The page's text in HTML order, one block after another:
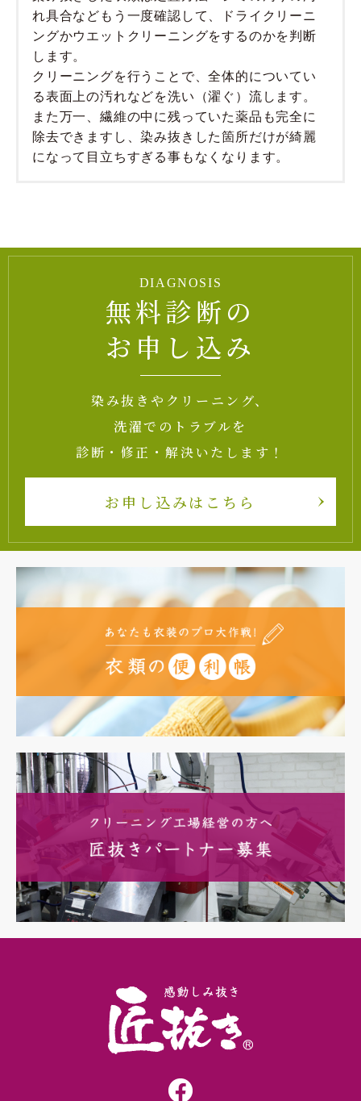
れ具合などもう一度確認して、ドライクリーニ
ングかウエットクリーニングをするのかを判断
します。
クリーニングを行うことで、全体的についてい
る表面上の汚れなどを洗い（濯ぐ）流します。
また万一、繊維の中に残っていた薬品も完全に
除去できますし、染み抜きした箇所だけが綺麗
になって目立ちすぎる事もなくなります。
DIAGNOSIS
無料診断の
お申し込み
染み抜きやクリーニング、
洗濯でのトラブルを
診断・修正・解決いたします！
お申し込みはこちら